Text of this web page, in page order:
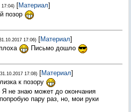
17:04) [Материал]
позор
17:06) [Материал]
Письмо дошло
17:08) [Материал]
к позору
Я не знаю может до окончания
пару раз, но, мои руки